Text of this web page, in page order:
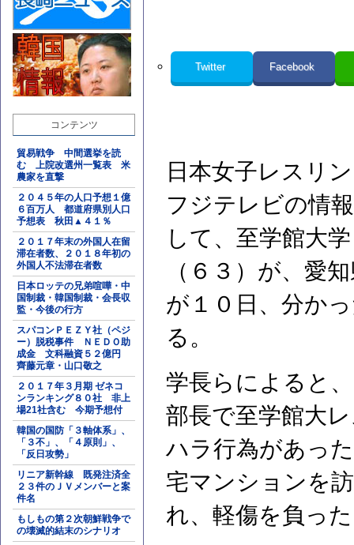
コンテンツ
貿易戦争 中間選挙を読
む 上院改選州一覧表 米
農家を直撃
２０４５年の人口予想１億
６百万人 都道府県別人口
予想表 秋田▲４１％
２０１７年末の外国人在留
滞在者数、２０１８年初の
外国人不法滞在者数
日本ロッテの兄弟喧嘩・中
国制裁・韓国制裁・会長収
監・今後の行方
スパコンＰＥＺＹ社（ペジ
ー）脱税事件 ＮＥＤＯ助
成金 文科融資５２億円
齊藤元章・山口敬之
２０１７年３月期 ゼネコ
ンランキング８０社 非上
場21社含む 今期予想付
韓国の国防「３軸体系」、
「３不」、「４原則」、
「反日攻勢」
リニア新幹線 既発注済全
２３件のＪＶメンバーと案
件名
もしもの第２次朝鮮戦争で
の壊滅的結末のシナリオ
Twitter Facebook
日本女子レスリ
フジテレビの情
して、至学館大
（６３）が、愛
が１０日、分か
る。
学長らによると
部長で至学館大
ハラ行為があっ
宅マンションを
れ、軽傷を負っ